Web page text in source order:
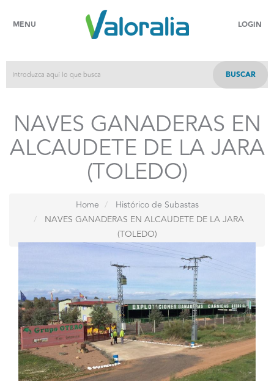
MENU LOGIN
BUSCAR
NAVES GANADERAS EN
ALCAUDETE DE LA JARA
(TOLEDO)
Home
Histórico de Subastas
NAVES GANADERAS EN ALCAUDETE DE LA JARA
(TOLEDO)